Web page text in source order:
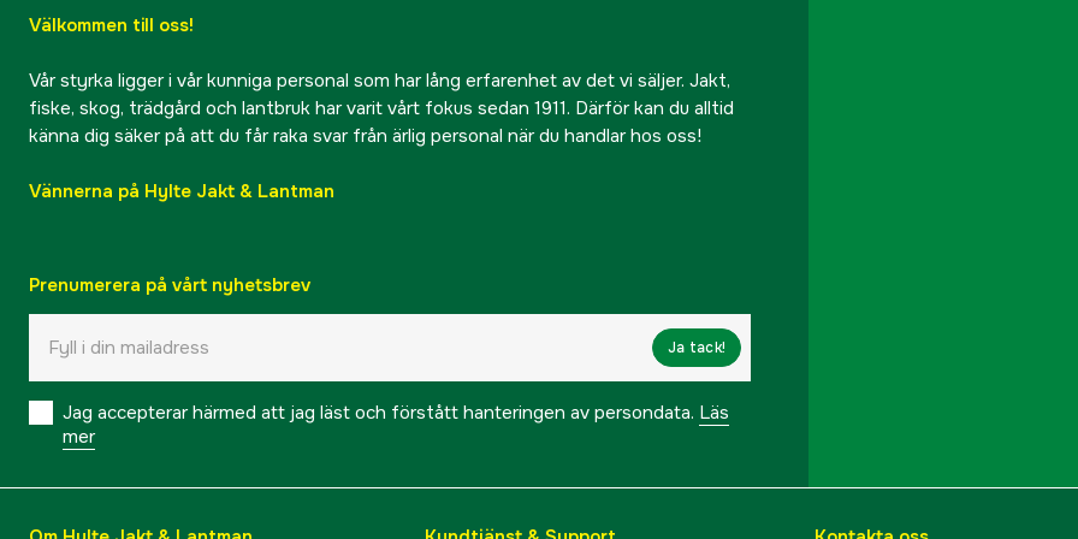
Välkommen till oss!
Vår styrka ligger i vår kunniga personal som har lång erfarenhet av det vi säljer. Jakt,
fiske, skog, trädgård och lantbruk har varit vårt fokus sedan 1911. Därför kan du alltid
känna dig säker på att du får raka svar från ärlig personal när du handlar hos oss!
Vännerna på Hylte Jakt & Lantman
Prenumerera på vårt nyhetsbrev
Ja tack!
Jag accepterar härmed att jag läst och förstått hanteringen av persondata. Läs
mer